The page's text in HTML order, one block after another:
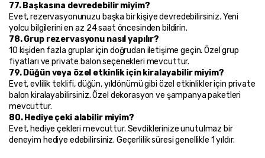
77. Başkasına devredebilir miyim?
Evet, rezervasyonunuzu başka bir kişiye devredebilirsiniz. Yeni
yolcu bilgilerini en az 24 saat öncesinden bildirin.
78. Grup rezervasyonu nasıl yapılır?
10 kişiden fazla gruplar için doğrudan iletişime geçin. Özel grup
fiyatları ve private balon seçenekleri mevcuttur.
79. Düğün veya özel etkinlik için kiralayabilir miyim?
Evet, evlilik teklifi, düğün, yıldönümü gibi özel etkinlikler için private
balon kiralayabilirsiniz. Özel dekorasyon ve şampanya paketleri
mevcuttur.
80. Hediye çeki alabilir miyim?
Evet, hediye çekleri mevcuttur. Sevdiklerinize unutulmaz bir
deneyim hediye edebilirsiniz. Geçerlilik süresi genellikle 1 yıldır.